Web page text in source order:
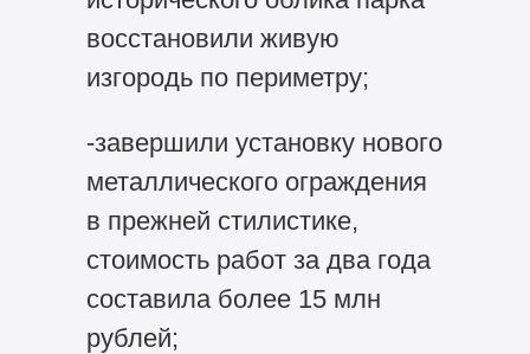
восстановили живую
изгородь по периметру;
-завершили установку нового
металлического ограждения
в прежней стилистике,
стоимость работ за два года
составила более 15 млн
рублей;